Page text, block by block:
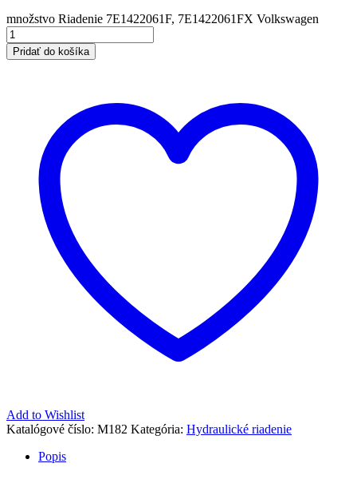
množstvo Riadenie 7E1422061F, 7E1422061FX Volkswagen
Pridať do košíka
Add to Wishlist
Katalógové číslo: M182 Kategória: Hydraulické riadenie
Popis